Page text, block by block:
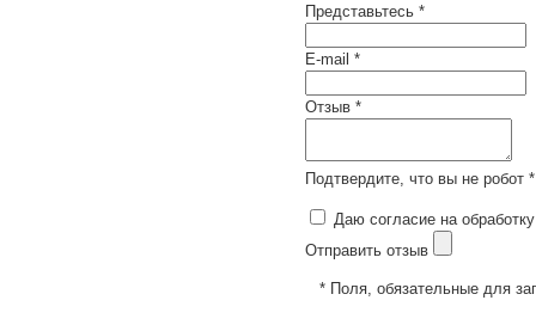
Представьтесь *
E-mail *
Отзыв *
Подтвердите, что вы не робот *
Даю согласие на
Отправить отзыв
* Поля, обязательные для